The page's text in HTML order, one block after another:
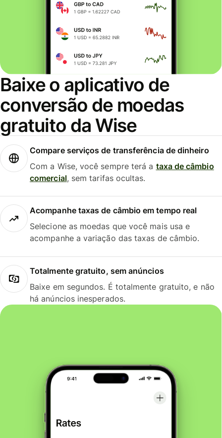
Baixe o aplicativo de
conversão de moedas
gratuito da Wise
Compare serviços de transferência de dinheiro
Com a Wise, você sempre terá a taxa de câmbio
comercial, sem tarifas ocultas.
Acompanhe taxas de câmbio em tempo real
Selecione as moedas que você mais usa e
acompanhe a variação das taxas de câmbio.
Totalmente gratuito, sem anúncios
Baixe em segundos. É totalmente gratuito, e não
há anúncios inesperados.